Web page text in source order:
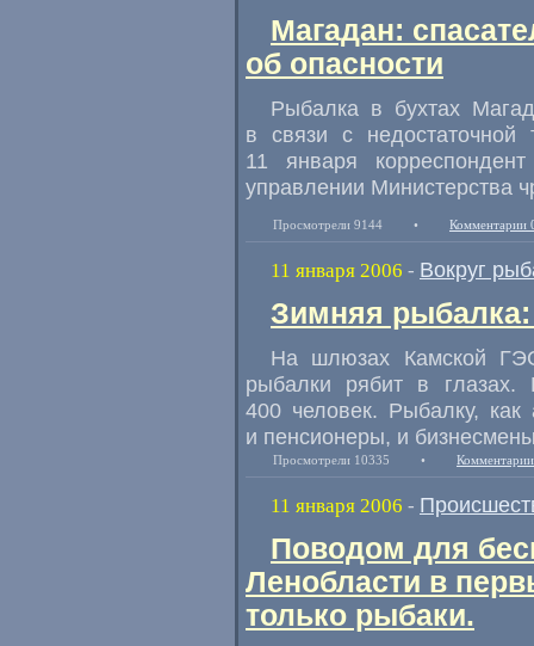
Магадан:
об опасности
Рыбалка в бухтах
в связи с
11 января
управлении Министерства
Просмотрели 9144 • Комментарии
11 января 2006 - Вокруг
Зимняя рыбалка:
На шлюзах Камской
рыбалки рябит в глазах.
400 человек. Рыбалку,
и пенсионеры, и
Просмотрели 10335 •
11 января 2006 -
Поводом для
Ленобласти в
только рыбаки.